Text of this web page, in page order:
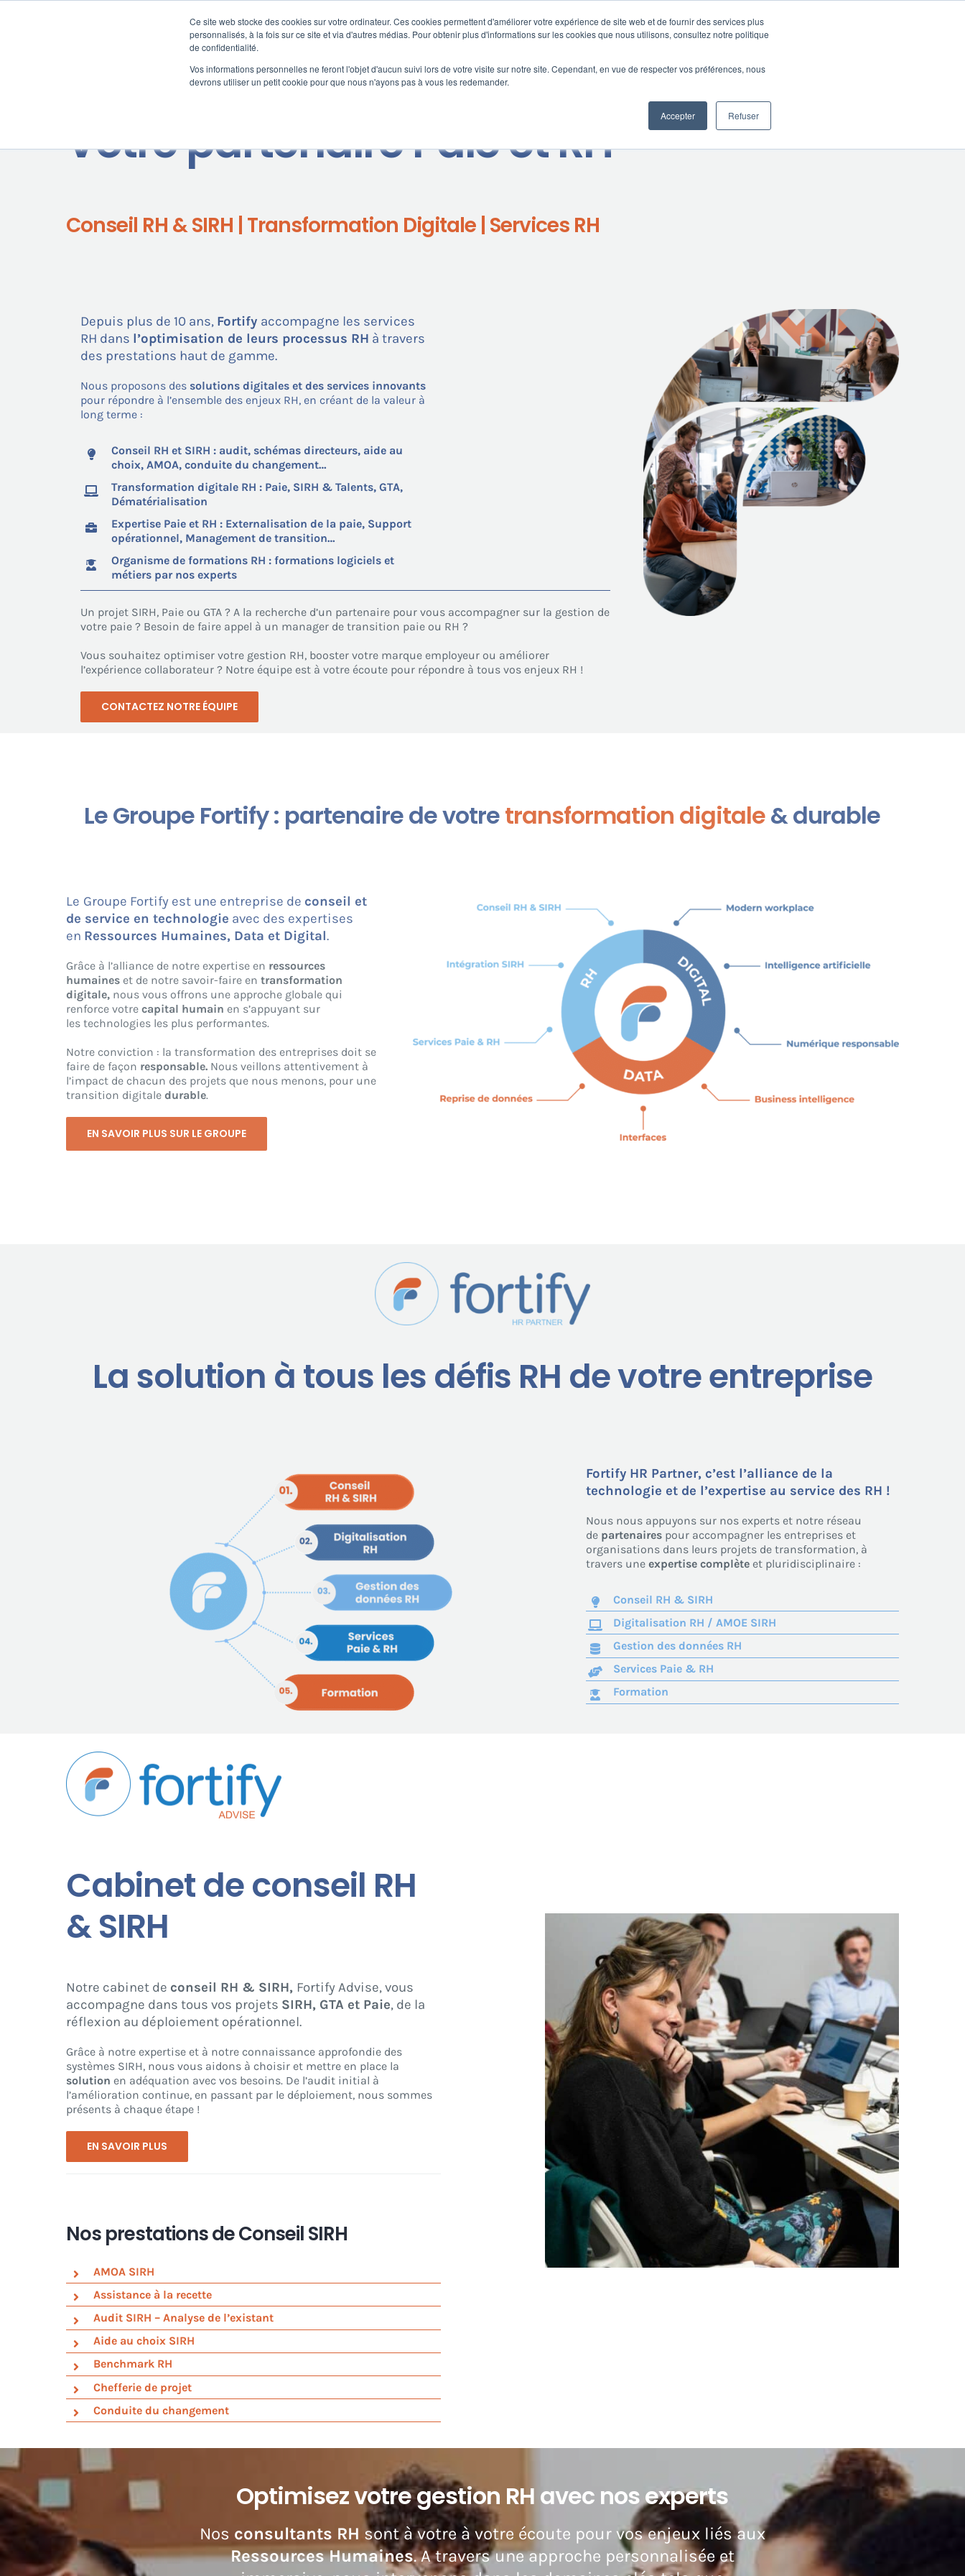
Ce site web stocke des cookies sur votre ordinateur. Ces cookies permettent d'améliorer votre expérience de site web et de fournir des services plus
personnalisés, à la fois sur ce site et via d'autres médias. Pour obtenir plus d'informations sur les cookies que nous utilisons, consultez notre politique
de confidentialité.
Vos informations personnelles ne feront l'objet d'aucun suivi lors de votre visite sur notre site. Cependant, en vue de respecter vos préférences, nous
devrons utiliser un petit cookie pour que nous n'ayons pas à vous les redemander.
Accepter Refuser
Nos offres Formation Nos clients Fortify Ressources SUPPORT
Votre partenaire Paie et RH
Conseil RH & SIRH | Transformation Digitale | Services RH
Depuis plus de 10 ans, Fortify accompagne les services
RH dans l’optimisation de leurs processus RH à travers
des prestations haut de gamme.
Nous proposons des solutions digitales et des services innovants
pour répondre à l’ensemble des enjeux RH, en créant de la valeur à
long terme :
Conseil RH et SIRH : audit, schémas directeurs, aide au
choix, AMOA, conduite du changement…
Transformation digitale RH : Paie, SIRH & Talents, GTA,
Dématérialisation
Expertise Paie et RH : Externalisation de la paie, Support
opérationnel, Management de transition…
Organisme de formations RH : formations logiciels et
métiers par nos experts
Un projet SIRH, Paie ou GTA ? A la recherche d’un partenaire pour vous accompagner sur la gestion de
votre paie ? Besoin de faire appel à un manager de transition paie ou RH ?
Vous souhaitez optimiser votre gestion RH, booster votre marque employeur ou améliorer
l’expérience collaborateur ? Notre équipe est à votre écoute pour répondre à tous vos enjeux RH !
CONTACTEZ NOTRE ÉQUIPE
Le Groupe Fortify : partenaire de votretransformation digitale& durable
Le Groupe Fortify est une entreprise de conseil et
de service en technologie avec des expertises
en Ressources Humaines, Data et Digital.
Grâce à l’alliance de notre expertise en ressources
humaineset de notre savoir-faire en transformation
digitale,nous vous offrons une approche globale qui
renforce votre capital humain en s’appuyant sur
les technologies les plus performantes.
Notre conviction : la transformation des entreprises doit se
faire de façon responsable.Nous veillons attentivement à
l’impact de chacun des projets que nous menons, pour une
transition digitale durable.
EN SAVOIR PLUS SUR LE GROUPE
La solution à tous les défis RH de votre entreprise
Fortify HR Partner, c’est l’alliance de la
technologie et de l’expertise au service des RH !
Nous nous appuyons sur nos experts et notre réseau
de partenairespour accompagner les entreprises et
organisations dans leurs projets de transformation, à
travers une expertise complèteet pluridisciplinaire :
Conseil RH & SIRH
Digitalisation RH / AMOE SIRH
Gestion des données RH
Services Paie & RH
Formation
Cabinet de conseil RH
& SIRH
Notre cabinet de conseil RH & SIRH, Fortify Advise, vous
accompagne dans tous vos projets SIRH, GTA et Paie, de la
réflexion au déploiement opérationnel.
Grâce à notre expertise et à notre connaissance approfondie des
systèmes SIRH, nous vous aidons à choisir et mettre en place la
solution en adéquation avec vos besoins. De l’audit initial à
l’amélioration continue, en passant par le déploiement, nous sommes
présents à chaque étape !
EN SAVOIR PLUS
Nos prestations de Conseil SIRH
AMOA SIRH
Assistance à la recette
Audit SIRH – Analyse de l’existant
Aide au choix SIRH
Benchmark RH
Chefferie de projet
Conduite du changement
Optimisez votre gestion RH avec nos experts
Nos consultants RH sont à votre à votre écoute pour vos enjeux liés aux
Ressources Humaines. A travers une approche personnalisée et